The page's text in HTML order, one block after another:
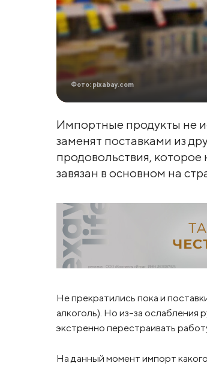
Фото: pixabay.com
Импортные продукты не
заменят поставками из
продовольствия, которое
завязан в основном на
Не прекратились пока и
алкоголь). Но из-за ослабления
экстренно перестраивать
На данный момент импорт